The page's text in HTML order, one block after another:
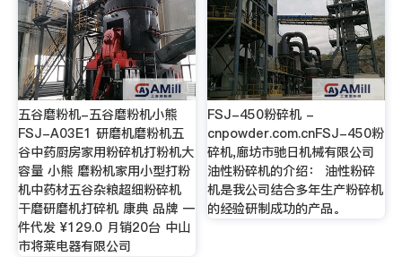
五谷磨粉机-五谷磨粉机小熊
FSJ-A03E1 研磨机磨粉机五
谷中药厨房家用粉碎机打粉机大
容量 小熊 磨粉机家用小型打粉
机中药材五谷杂粮超细粉碎机
干磨研磨机打碎机 康典 品牌 一
件代发 ¥129.0 月销20台 中山
市将莱电器有限公司
FSJ-450粉碎机 -
cnpowder.com.cnFSJ-450粉
碎机,廊坊市驰日机械有限公司
油性粉碎机的介绍： 油性粉碎
机是我公司结合多年生产粉碎机
的经验研制成功的产品。